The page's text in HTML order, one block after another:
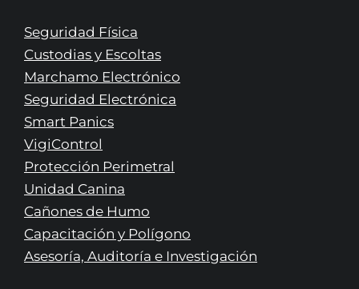
Seguridad Física
Custodias y Escoltas
Marchamo Electrónico
Seguridad Electrónica
Smart Panics
VigiControl
Protección Perimetral
Unidad Canina
Cañones de Humo
Capacitación y Polígono
Asesoría, Auditoría e Investigación